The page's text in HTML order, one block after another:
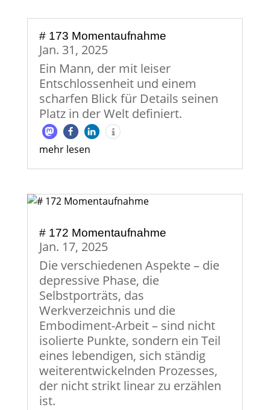
# 173 Momentaufnahme
Jan. 31, 2025
Ein Mann, der mit leiser
Entschlossenheit und einem
scharfen Blick für Details seinen
Platz in der Welt definiert.
mehr lesen
# 172 Momentaufnahme
Jan. 17, 2025
Die verschiedenen Aspekte – die
depressive Phase, die
Selbstporträts, das
Werkverzeichnis und die
Embodiment-Arbeit – sind nicht
isolierte Punkte, sondern ein Teil
eines lebendigen, sich ständig
weiterentwickelnden Prozesses,
der nicht strikt linear zu erzählen
ist.